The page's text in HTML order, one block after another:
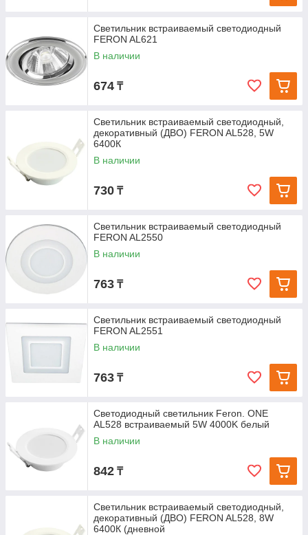
Светильник встраиваемый светодиодный
FERON AL621
В наличии
674 ₸
Светильник встраиваемый светодиодный,
декоративный (ДВО) FERON AL528, 5W
6400К
В наличии
730 ₸
Светильник встраиваемый светодиодный
FERON AL2550
В наличии
763 ₸
Светильник встраиваемый светодиодный
FERON AL2551
В наличии
763 ₸
Светодиодный светильник Feron. ONE
AL528 встраиваемый 5W 4000K белый
В наличии
842 ₸
Светильник встраиваемый светодиодный,
декоративный (ДВО) FERON AL528, 8W
6400К (дневной